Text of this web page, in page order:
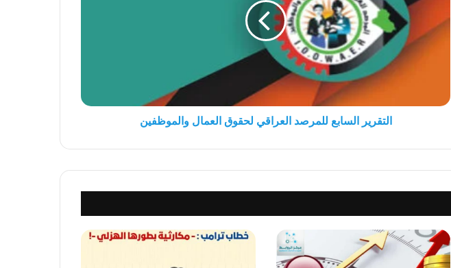
والموظفين
التقرير السابع للمرصد العراقي لحقوق العمال والموظفين